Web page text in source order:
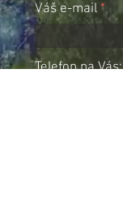
Váš e-mail
Telefon na Vás: